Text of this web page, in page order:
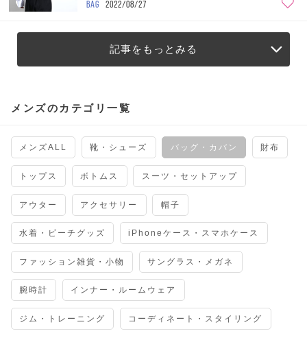
BAG 2022/08/27
記事をもっとみる
メンズのカテゴリ一覧
メンズALL 靴・シューズ バッグ・カバン 財布
トップス ボトムス スーツ・セットアップ
アウター アクセサリー 帽子
水着・ビーチグッズ iPhoneケース・スマホケース
ファッション雑貨・小物 サングラス・メガネ
腕時計 インナー・ルームウェア
ジム・トレーニング コーディネート・スタイリング